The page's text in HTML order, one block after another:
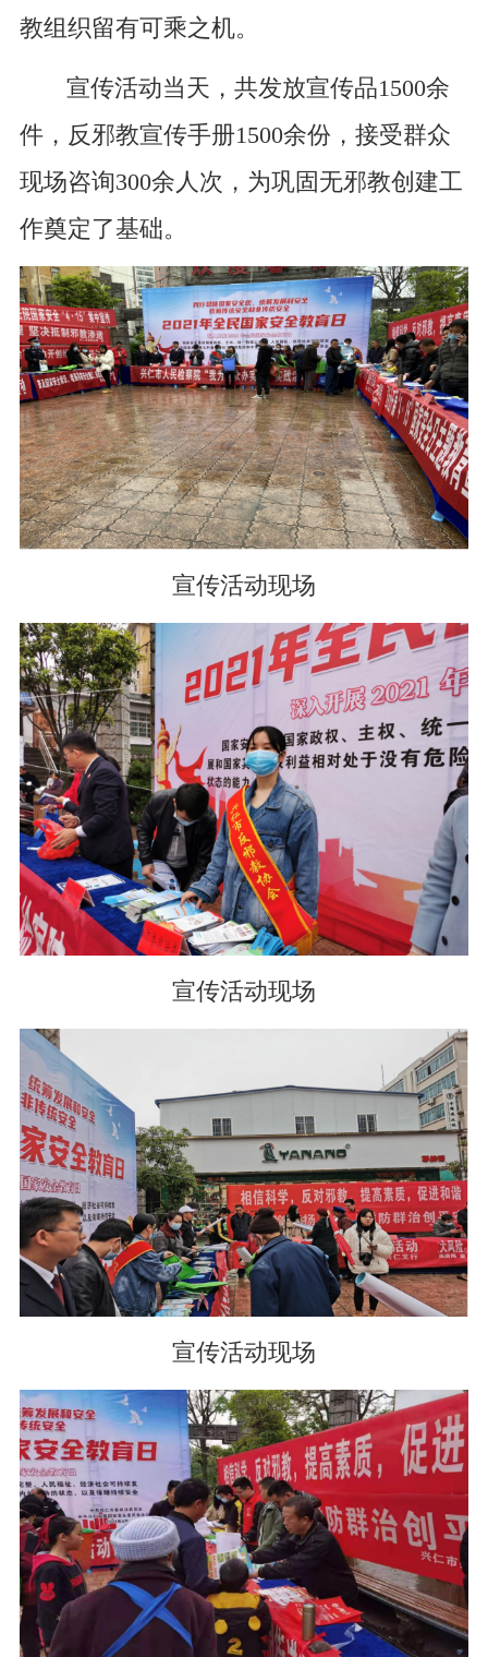
教组织留有可乘之机。
宣传活动当天，共发放宣传品1500余
件，反邪教宣传手册1500余份，接受群众
现场咨询300余人次，为巩固无邪教创建工
作奠定了基础。
宣传活动现场
宣传活动现场
宣传活动现场